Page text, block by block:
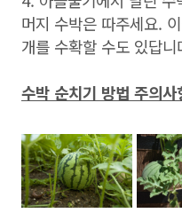
머지 수박은 따주세요.
개를 수확할 수도 있답니
수박 순치기 방법 주의사